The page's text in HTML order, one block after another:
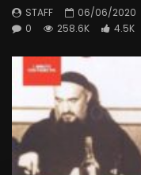
STAFF
06/06/2020
0
258.6K 4.5K